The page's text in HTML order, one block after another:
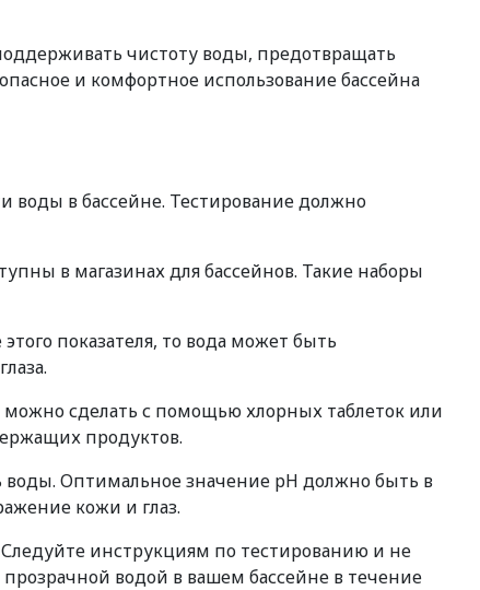
чистоту воды, предотвращать
и комфортное использование бассейна
воды в бассейне. Тестирование должно
в магазинах для бассейнов. Такие наборы
показателя, то вода может быть
можно сделать с помощью хлорных таблеток или
продуктов.
воды. Оптимальное значение pH должно быть в
кожи и глаз.
инструкциям по тестированию и не
водой в вашем бассейне в течение